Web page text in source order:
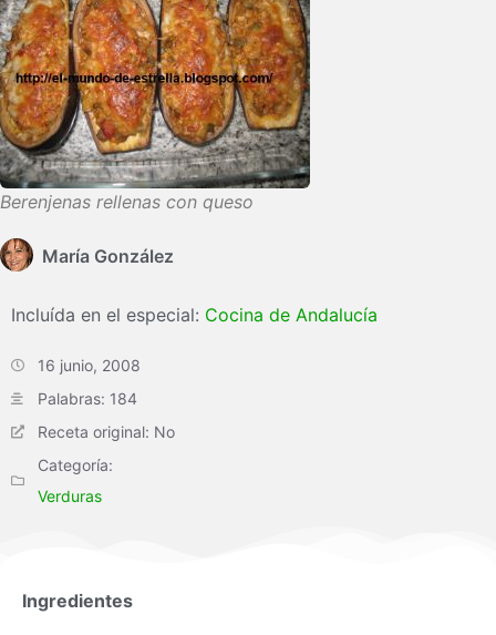
Berenjenas rellenas con queso
María González
Incluída en el especial: Cocina de Andalucía
16 junio, 2008
Palabras: 184
Receta original: No
Categoría:
Verduras
Ingredientes